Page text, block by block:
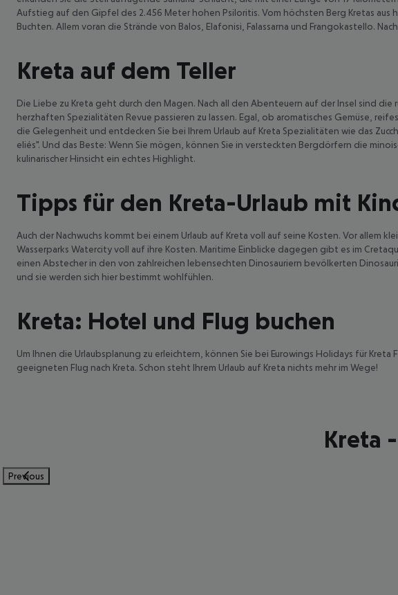
Aufstieg auf den Gipfel des 2.456 Meter hohen Psiloritis. Vom höchsten Berg Kretas
Buchten. Allem voran die Strände von Balos, Elafonisi, Falassarna und Frangokastello.
Kreta auf dem Teller
Die Liebe zu Kreta geht durch den Magen. Nach all den Abenteuern auf der Insel sind
herzhaften Spezialitäten Revue passieren zu lassen. Egal, ob aromatisches Gemüse,
die Gelegenheit und entdecken Sie bei Ihrem Urlaub auf Kreta Spezialitäten wie das
eliés". Und das Beste: Wenn Sie mögen, können Sie in versteckten Bergdörfern die
kulinarischer Hinsicht ein echtes Highlight.
Tipps für den Kreta-Urlaub mit
Auch der Nachwuchs kommt bei einem Urlaub auf Kreta voll auf seine Kosten. Vor allem
Wasserparks Watercity voll auf ihre Kosten. Maritime Einblicke dagegen gibt es im
einen Abstecher in den von zahlreichen lebensechten Dinosauriern bevölkerten
und sie werden sich hier bestimmt wohlfühlen.
Kreta: Hotel und Flug buchen
Um Ihnen die Urlaubsplanung zu erleichtern, können Sie bei Eurowings Holidays für
geeigneten Flug nach Kreta. Schon steht Ihrem Urlaub auf Kreta nichts mehr im Wege!
Kreta
Previous